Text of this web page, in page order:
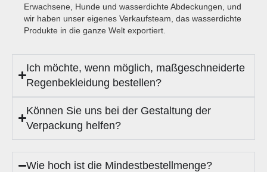
Erwachsene, Hunde und wasserdichte Abdeckungen, und
wir haben unser eigenes Verkaufsteam, das wasserdichte
Produkte in die ganze Welt exportiert.
Ich möchte, wenn möglich, maßgeschneiderte
Regenbekleidung bestellen?
Können Sie uns bei der Gestaltung der
Verpackung helfen?
Wie hoch ist die Mindestbestellmenge?